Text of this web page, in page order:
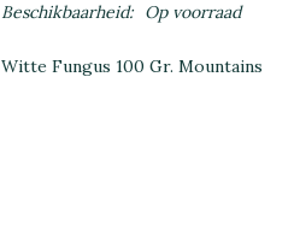
Beschikbaarheid: Op voorraad
Witte Fungus 100 Gr. Mountains